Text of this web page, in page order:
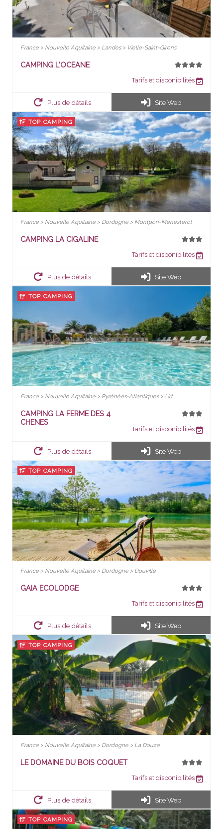
France > Nouvelle Aquitaine > Landes > Vielle-Saint-Girons
CAMPING L'OCEANE
Tarifs et disponibilités
Plus de détails Site Web
TOP CAMPING
France > Nouvelle Aquitaine > Dordogne > Montpon-Ménestérol
CAMPING LA CIGALINE
Tarifs et disponibilités
Plus de détails Site Web
TOP CAMPING
France > Nouvelle Aquitaine > Pyrénées-Atlantiques > Urt
CAMPING LA FERME DES 4
CHENES
Tarifs et disponibilités
Plus de détails Site Web
TOP CAMPING
France > Nouvelle Aquitaine > Dordogne > Douville
GAIA ECOLODGE
Tarifs et disponibilités
Plus de détails Site Web
TOP CAMPING
France > Nouvelle Aquitaine > Dordogne > La Douze
LE DOMAINE DU BOIS COQUET
Tarifs et disponibilités
Plus de détails Site Web
TOP CAMPING